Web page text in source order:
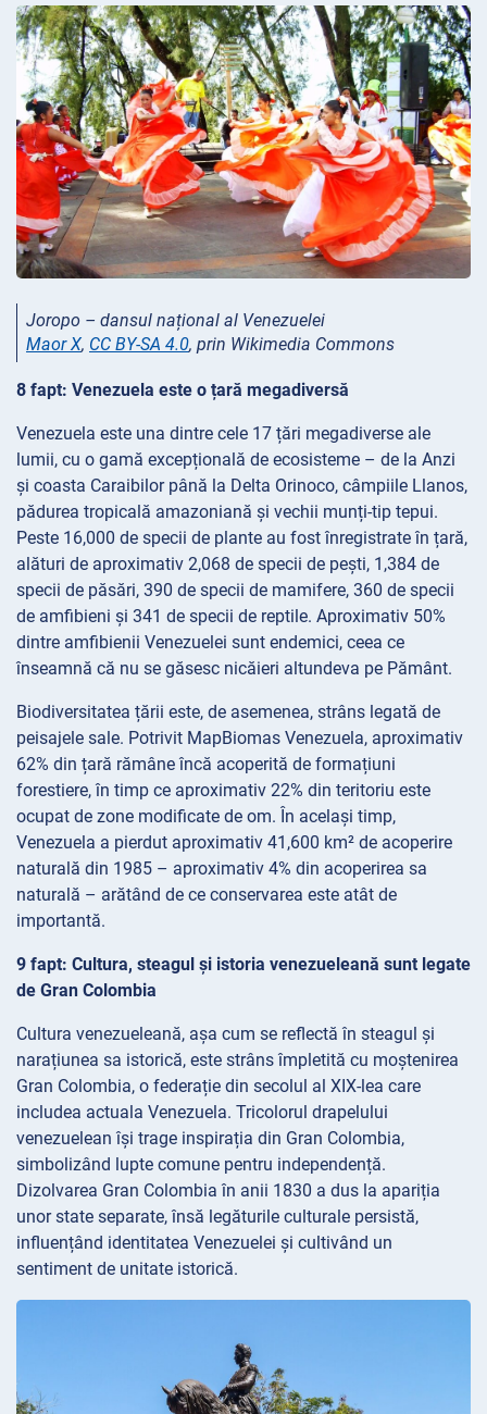
Joropo – dansul național al Venezuelei
Maor X, CC BY-SA 4.0, prin Wikimedia Commons
8 fapt: Venezuela este o țară megadiversă
Venezuela este una dintre cele 17 țări megadiverse ale
lumii, cu o gamă excepțională de ecosisteme – de la Anzi
și coasta Caraibilor până la Delta Orinoco, câmpiile Llanos,
pădurea tropicală amazoniană și vechii munți-tip tepui.
Peste 16,000 de specii de plante au fost înregistrate în țară,
alături de aproximativ 2,068 de specii de pești, 1,384 de
specii de păsări, 390 de specii de mamifere, 360 de specii
de amfibieni și 341 de specii de reptile. Aproximativ 50%
dintre amfibienii Venezuelei sunt endemici, ceea ce
înseamnă că nu se găsesc nicăieri altundeva pe Pământ.
Biodiversitatea țării este, de asemenea, strâns legată de
peisajele sale. Potrivit MapBiomas Venezuela, aproximativ
62% din țară rămâne încă acoperită de formațiuni
forestiere, în timp ce aproximativ 22% din teritoriu este
ocupat de zone modificate de om. În același timp,
Venezuela a pierdut aproximativ 41,600 km² de acoperire
naturală din 1985 – aproximativ 4% din acoperirea sa
naturală – arătând de ce conservarea este atât de
importantă.
9 fapt: Cultura, steagul și istoria venezueleană sunt legate
de Gran Colombia
Cultura venezueleană, așa cum se reflectă în steagul și
narațiunea sa istorică, este strâns împletită cu moștenirea
Gran Colombia, o federație din secolul al XIX-lea care
includea actuala Venezuela. Tricolorul drapelului
venezuelean își trage inspirația din Gran Colombia,
simbolizând lupte comune pentru independență.
Dizolvarea Gran Colombia în anii 1830 a dus la apariția
unor state separate, însă legăturile culturale persistă,
influențând identitatea Venezuelei și cultivând un
sentiment de unitate istorică.